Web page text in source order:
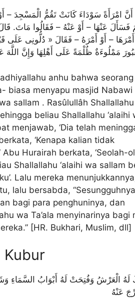
امْرَأَةً سَوْدَاءَ كَانَتْ تَقُمُّ الْمَسْجِدَ –
فَسَأَلَ عَنْهَا – أَوْ عَنْهُ – فَقَالُوا مَاتَ.
– أَوْ أَمْرَهُ – فَقَالَ « دُلُّونِى عَلَى
anhu bahwa
biasa menyapu masjid Nabawi
sallam . Rasûlullâh Shallallahu
beliau Shallallahu ‘alaihi
menjawab, ‘Dia telah
‘Kenapa kalian tidak
Hurairah berkata, ‘Seolah-
Shallallahu ‘alaihi wa sallam
Lalu mereka
lalu bersabda,
bagi para penghuninya, dan
wa Ta’ala menyinarinya bagi
[HR. Bukhari, Muslim, dll]
Kubur
لَهُ الْعَرْشُ وَفُتِحَتْ لَهُ أَبْوَابُ السَّمَاءِ
عَنْهُ